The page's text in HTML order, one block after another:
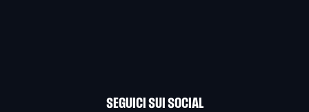
SEGUICI SUI SOCIAL